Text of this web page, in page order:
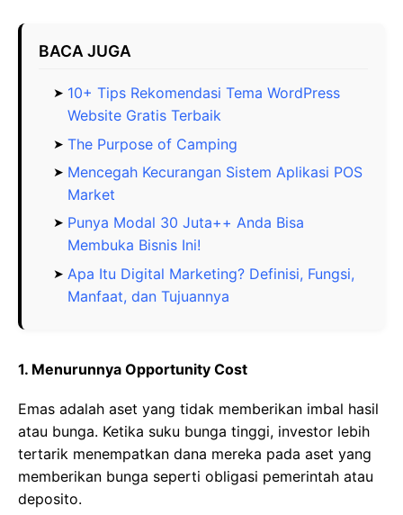
BACA JUGA
10+ Tips Rekomendasi Tema WordPress
Website Gratis Terbaik
The Purpose of Camping
Mencegah Kecurangan Sistem Aplikasi POS
Market
Punya Modal 30 Juta++ Anda Bisa
Membuka Bisnis Ini!
Apa Itu Digital Marketing? Definisi, Fungsi,
Manfaat, dan Tujuannya
1. Menurunnya Opportunity Cost
Emas adalah aset yang tidak memberikan imbal hasil
atau bunga. Ketika suku bunga tinggi, investor lebih
tertarik menempatkan dana mereka pada aset yang
memberikan bunga seperti obligasi pemerintah atau
deposito.